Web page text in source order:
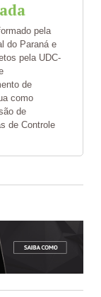
pela
do Paraná e
pela UDC-
de
como
de
de Controle